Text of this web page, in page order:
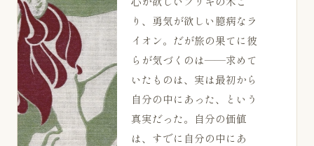
り、勇気が欲しい臆病なラ
イオン。だが旅の果てに彼
らが気づくのは——求めて
いたものは、実は最初から
自分の中にあった、という
真実だった。自分の価値
は、すでに自分の中にあ